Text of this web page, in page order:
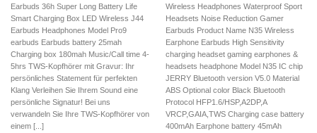
Earbuds 36h Super Long Battery Life
Smart Charging Box LED Wireless J44
Earbuds Headphones Model Pro9
earbuds Earbuds battery 25mah
Charging box 180mah Music/Call time 4-
5hrs TWS-Kopfhörer mit Gravur: Ihr
persönliches Statement für perfekten
Klang Verleihen Sie Ihrem Sound eine
persönliche Signatur! Bei uns
verwandeln Sie Ihre TWS-Kopfhörer von
einem [...]
Wireless Headphones Waterproof Sport
Headsets Noise Reduction Gamer
Earbuds Product Name N35 Wireless
Earphone Earbuds High Sensitivity
charging headset gaming earphones &
headsets headphone Model N35 IC chip
JERRY Bluetooth version V5.0 Material
ABS Optional color Black Bluetooth
Protocol HFP1.6/HSP,A2DP,A
VRCP,GAIA,TWS Charging case battery
400mAh Earphone battery 45mAh